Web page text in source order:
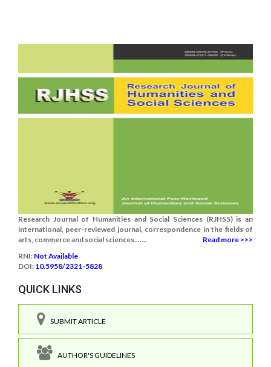
Research Journal of Humanities and Social Sciences (RJHSS) is an
international, peer-reviewed journal, correspondence in the fields of
arts, commerce and social sciences.......
Read more >>>
RNI: Not Available
DOI: 10.5958/2321-5828
QUICK LINKS
SUBMIT ARTICLE
AUTHOR'S GUIDELINES